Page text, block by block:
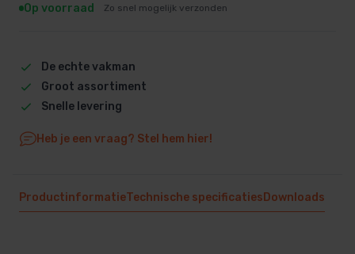
Op voorraad Zo snel mogelijk verzonden
De echte vakman
Groot assortiment
Snelle levering
Heb je een vraag? Stel hem hier!
ProductinformatieTechnische specificaties Downloads